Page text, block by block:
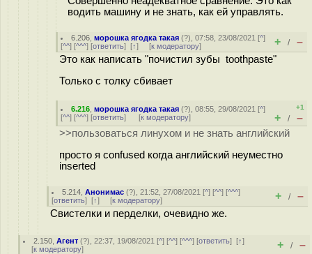
водить машину и не знать, как ей управлять.
6.206 ,морошка ягодка такая (?), 07:58, 23/08/2021 [^]
[^^] [^^^] [ответить] [↑] [к модератору] + / –
Это как написать "почистил зубы toothpaste"
Только с толку сбивает
6.216 ,морошка ягодка такая (?), 08:55, 29/08/2021 [^]
[^^] [^^^] [ответить] [к модератору]
+1
+ / –
>>пользоваться линухом и не знать английский
просто я confused когда английский неуместно
inserted
5.214 ,Анонимас (?), 21:52, 27/08/2021 [^] [^^] [^^^]
[ответить] [↑] [к модератору] + / –
Свистелки и перделки, очевидно же.
2.150 ,Агент (?), 22:37, 19/08/2021 [^] [^^] [^^^] [ответить][↑]
[к модератору] + / –